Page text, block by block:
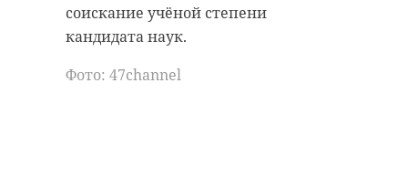
соискание учёной степени
кандидата наук.
Фото: 47channel
Хирург из